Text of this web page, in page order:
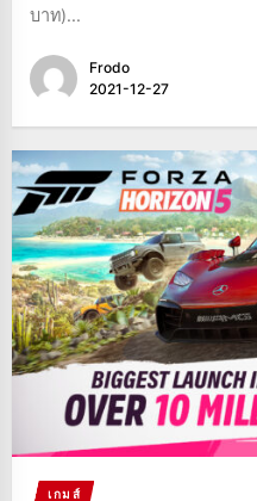
บาท)...
Frodo
2021-12-27
เกมส์